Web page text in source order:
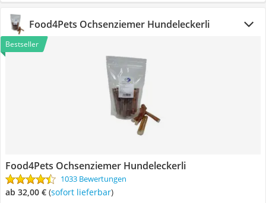
Food4Pets Ochsenziemer Hundeleckerli
Bestseller
Food4Pets Ochsenziemer Hundeleckerli
1033 Bewertungen
ab 32,00 € ( Sofort lieferbar)